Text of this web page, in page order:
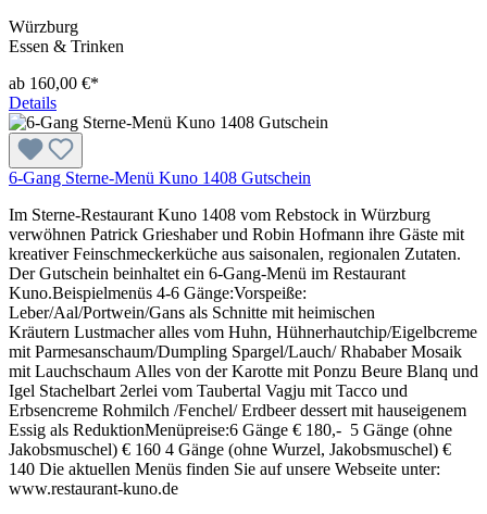
Würzburg
Essen & Trinken
ab 160,00 €*
Details
6-Gang Sterne-Menü Kuno 1408 Gutschein
Im Sterne-Restaurant Kuno 1408 vom Rebstock in Würzburg
verwöhnen Patrick Grieshaber und Robin Hofmann ihre Gäste mit
kreativer Feinschmeckerküche aus saisonalen, regionalen Zutaten.
Der Gutschein beinhaltet ein 6-Gang-Menü im Restaurant
Kuno.Beispielmenüs 4-6 Gänge:Vorspeiße:
Leber/Aal/Portwein/Gans als Schnitte mit heimischen
Kräutern Lustmacher alles vom Huhn, Hühnerhautchip/Eigelbcreme
mit Parmesanschaum/Dumpling Spargel/Lauch/ Rhababer Mosaik
mit Lauchschaum Alles von der Karotte mit Ponzu Beure Blanq und
Igel Stachelbart 2erlei vom Taubertal Vagju mit Tacco und
Erbsencreme Rohmilch /Fenchel/ Erdbeer dessert mit hauseigenem
Essig als ReduktionMenüpreise:6 Gänge € 180,- 5 Gänge (ohne
Jakobsmuschel) € 160 4 Gänge (ohne Wurzel, Jakobsmuschel) €
140 Die aktuellen Menüs finden Sie auf unsere Webseite unter:
www.restaurant-kuno.de